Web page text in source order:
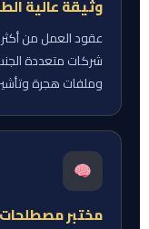
وثيقة عالية
عقود العمل من أكثر
شركات متعددة
وملفات هجرة
مختبر